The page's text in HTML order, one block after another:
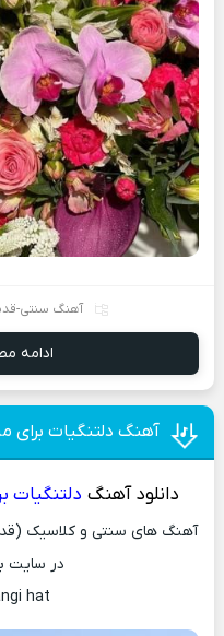
آهنگ سنتی-
ادامه
آهنگ دلتنگیات برای
دانلود آهنگ دلتنگیات
آهنگ های سنتی و کلاسیک
در سایت
hat